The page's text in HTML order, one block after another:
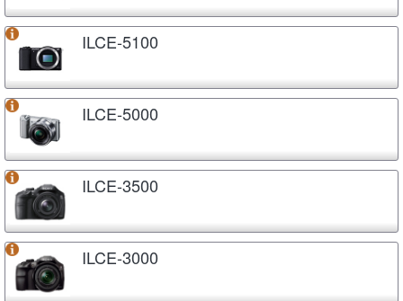
ILCE-5100
ILCE-5000
ILCE-3500
ILCE-3000